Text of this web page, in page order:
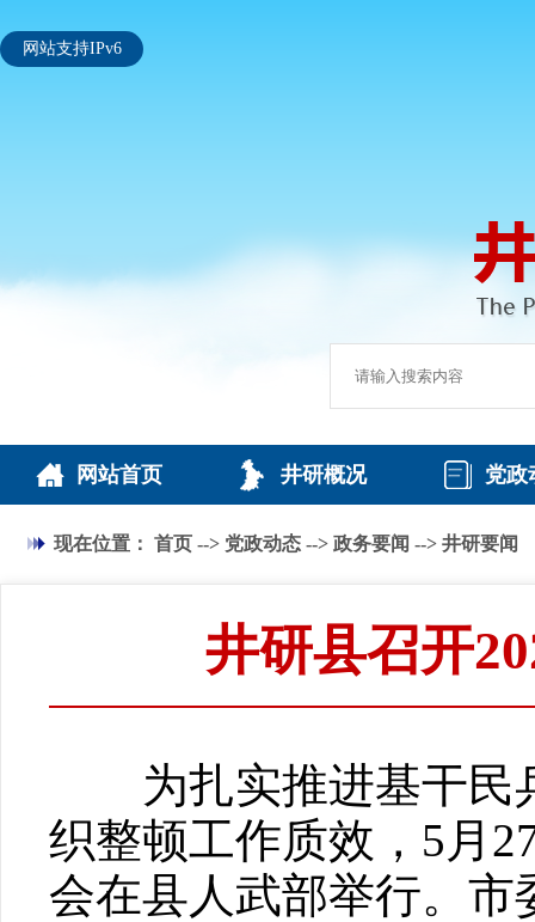
网站支持IPv6
网站首页 井研概况 党政
现在位置： 首页 --> 党政动态 --> 政务要闻 --> 井研要闻
井研县召开
为扎实推进基干民
织整顿工作质效，5月
会在县人武部举行。